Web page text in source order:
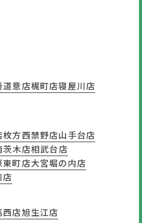
道意店梶町店寝屋川店
枚方西禁野店山手台店
茨木店相武台店
東町店大宮堀の内店
店
西店旭生江店